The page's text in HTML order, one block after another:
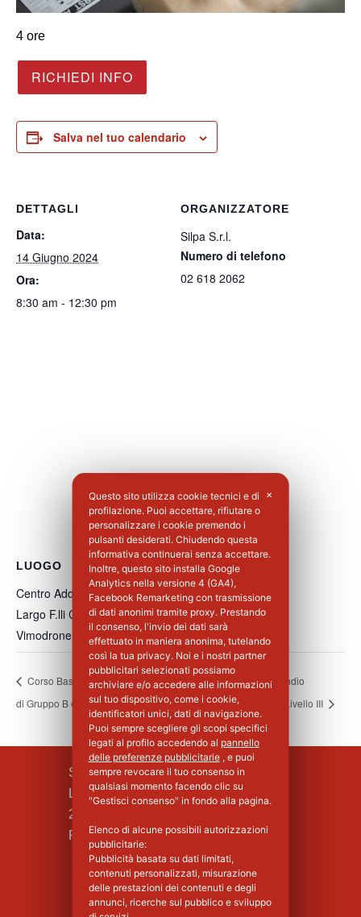
4 ore
RICHIEDI INFO
Salva nel tuo calendario
DETTAGLI
Data:
14 Giugno 2024
Ora:
8:30 am - 12:30 pm
ORGANIZZATORE
Silpa S.r.l.
Numero di telefono
02 618 2062
LUOGO
Centro Addestramento Vimodrone
Largo F.lli Cervi, 8
Vimodrone
MI 20900 Italia + Google Maps
Corso Base Primo Soccorso per Aziende
di Gruppo B e C – 2°Giorno
Corso Antincendio
Aggiornamento Livello III
SILPA S.R.L.
Largo F.lli Cervi, 8
20090 Vimodrone (MI)
Piva : 02339750966 - MI 1427008
✕
Questo sito utilizza cookie tecnici e di
profilazione. Puoi accettare, rifiutare o
personalizzare i cookie premendo i
pulsanti desiderati. Chiudendo questa
informativa continuerai senza accettare.
Inoltre, questo sito installa Google
Analytics nella versione 4 (GA4),
Facebook Remarketing con trasmissione
di dati anonimi tramite proxy. Prestando
il consenso, l'invio dei dati sarà
effettuato in maniera anonima, tutelando
così la tua privacy. Noi e i nostri partner
pubblicitari selezionati possiamo
archiviare e/o accedere alle informazioni
sul tuo dispositivo, come i cookie,
identificatori unici, dati di navigazione.
Puoi sempre scegliere gli scopi specifici
legati al profilo accedendo al pannello
delle preferenze pubblicitarie, e puoi
sempre revocare il tuo consenso in
qualsiasi momento facendo clic su
"Gestisci consenso" in fondo alla pagina.
Elenco di alcune possibili autorizzazioni
pubblicitarie:
Pubblicità basata su dati limitati,
contenuti personalizzati, misurazione
delle prestazioni dei contenuti e degli
annunci, ricerche sul pubblico e sviluppo